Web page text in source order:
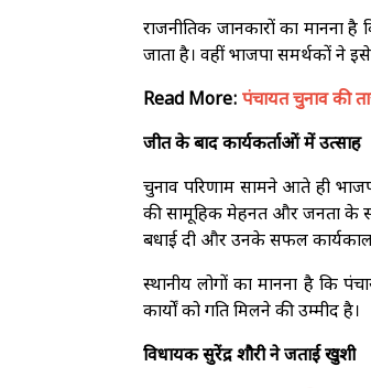
राजनीतिक जानकारों का मानना है
जाता है। वहीं भाजपा समर्थकों ने
Read More: पंचायत चुनाव की
जीत के बाद कार्यकर्ताओं में उत्साह
चुनाव परिणाम सामने आते ही
की सामूहिक मेहनत और जनता के
बधाई दी और उनके सफल
स्थानीय लोगों का मानना है कि
कार्यों को गति मिलने की उम्मीद है।
विधायक सुरेंद्र शौरी ने जताई खुशी